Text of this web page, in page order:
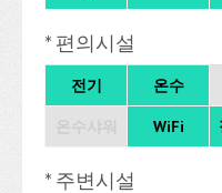
* 편의시설
전기 온수
WiFi
* 주변시설